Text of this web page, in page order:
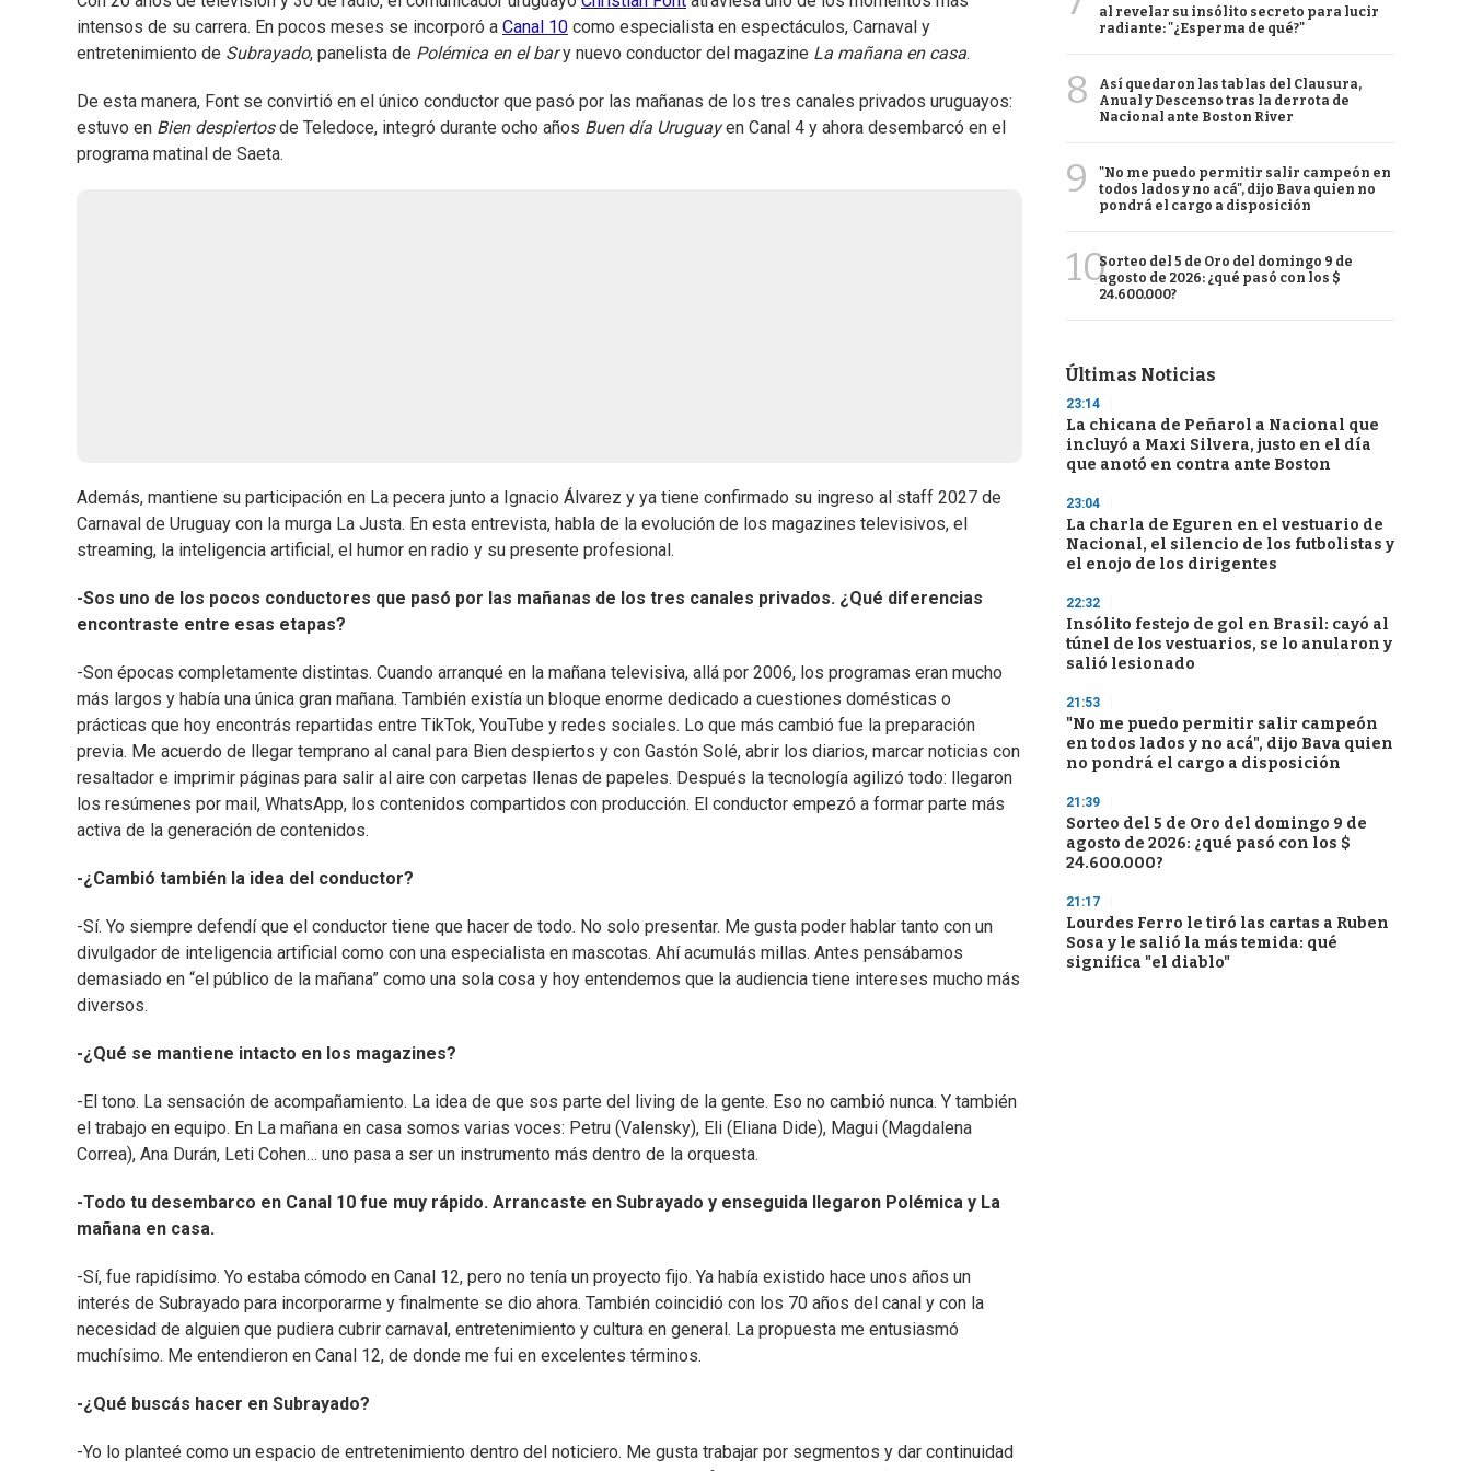
intensos de su carrera. En pocos meses se incorporó a Canal 10 como especialista en espectáculos, Carnaval y
entretenimiento de Subrayado, panelista de Polémica en el bary nuevo conductor del magazine La mañana en casa.
De esta manera, Font se convirtió en el único conductor que pasó por las mañanas de los tres canales privados uruguayos:
estuvo en Bien despiertosde Teledoce, integró durante ocho años Buen día Uruguayen Canal 4 y ahora desembarcó en el
programa matinal de Saeta.
Además, mantiene su participación en La pecera junto a Ignacio Álvarez y ya tiene confirmado su ingreso al staff 2027 de
Carnaval de Uruguay con la murga La Justa. En esta entrevista, habla de la evolución de los magazines televisivos, el
streaming, la inteligencia artificial, el humor en radio y su presente profesional.
-Sos uno de los pocos conductores que pasó por las mañanas de los tres canales privados. ¿Qué diferencias
encontraste entre esas etapas?
-Son épocas completamente distintas. Cuando arranqué en la mañana televisiva, allá por 2006, los programas eran mucho
más largos y había una única gran mañana. También existía un bloque enorme dedicado a cuestiones domésticas o
prácticas que hoy encontrás repartidas entre TikTok, YouTube y redes sociales. Lo que más cambió fue la preparación
previa. Me acuerdo de llegar temprano al canal para Bien despiertos y con Gastón Solé, abrir los diarios, marcar noticias con
resaltador e imprimir páginas para salir al aire con carpetas llenas de papeles. Después la tecnología agilizó todo: llegaron
los resúmenes por mail, WhatsApp, los contenidos compartidos con producción. El conductor empezó a formar parte más
activa de la generación de contenidos.
-¿Cambió también la idea del conductor?
-Sí. Yo siempre defendí que el conductor tiene que hacer de todo. No solo presentar. Me gusta poder hablar tanto con un
divulgador de inteligencia artificial como con una especialista en mascotas. Ahí acumulás millas. Antes pensábamos
demasiado en “el público de la mañana” como una sola cosa y hoy entendemos que la audiencia tiene intereses mucho más
diversos.
-¿Qué se mantiene intacto en los magazines?
-El tono. La sensación de acompañamiento. La idea de que sos parte del living de la gente. Eso no cambió nunca. Y también
el trabajo en equipo. En La mañana en casa somos varias voces: Petru (Valensky), Eli (Eliana Dide), Magui (Magdalena
Correa), Ana Durán, Leti Cohen… uno pasa a ser un instrumento más dentro de la orquesta.
-Todo tu desembarco en Canal 10 fue muy rápido. Arrancaste en Subrayado y enseguida llegaron Polémica y La
mañana en casa.
-Sí, fue rapidísimo. Yo estaba cómodo en Canal 12, pero no tenía un proyecto fijo. Ya había existido hace unos años un
interés de Subrayado para incorporarme y finalmente se dio ahora. También coincidió con los 70 años del canal y con la
necesidad de alguien que pudiera cubrir carnaval, entretenimiento y cultura en general. La propuesta me entusiasmó
muchísimo. Me entendieron en Canal 12, de donde me fui en excelentes términos.
-¿Qué buscás hacer en Subrayado?
-Yo lo planteé como un espacio de entretenimiento dentro del noticiero. Me gusta trabajar por segmentos y dar continuidad
al revelar su insólito secreto para lucir
radiante: "¿Esperma de qué?"
8
Así quedaron las tablas del Clausura,
Anual y Descenso tras la derrota de
Nacional ante Boston River
9
"No me puedo permitir salir campeón en
todos lados y no acá", dijo Bava quien no
pondrá el cargo a disposición
10Sorteo del 5 de Oro del domingo 9 de
agosto de 2026: ¿qué pasó con los $
24.600.000?
Últimas Noticias
23:14
La chicana de Peñarol a Nacional que
incluyó a Maxi Silvera, justo en el día
que anotó en contra ante Boston
23:04
La charla de Eguren en el vestuario de
Nacional, el silencio de los futbolistas y
el enojo de los dirigentes
22:32
Insólito festejo de gol en Brasil: cayó al
túnel de los vestuarios, se lo anularon y
salió lesionado
21:53
"No me puedo permitir salir campeón
en todos lados y no acá", dijo Bava quien
no pondrá el cargo a disposición
21:39
Sorteo del 5 de Oro del domingo 9 de
agosto de 2026: ¿qué pasó con los $
24.600.000?
21:17
Lourdes Ferro le tiró las cartas a Ruben
Sosa y le salió la más temida: qué
significa "el diablo"